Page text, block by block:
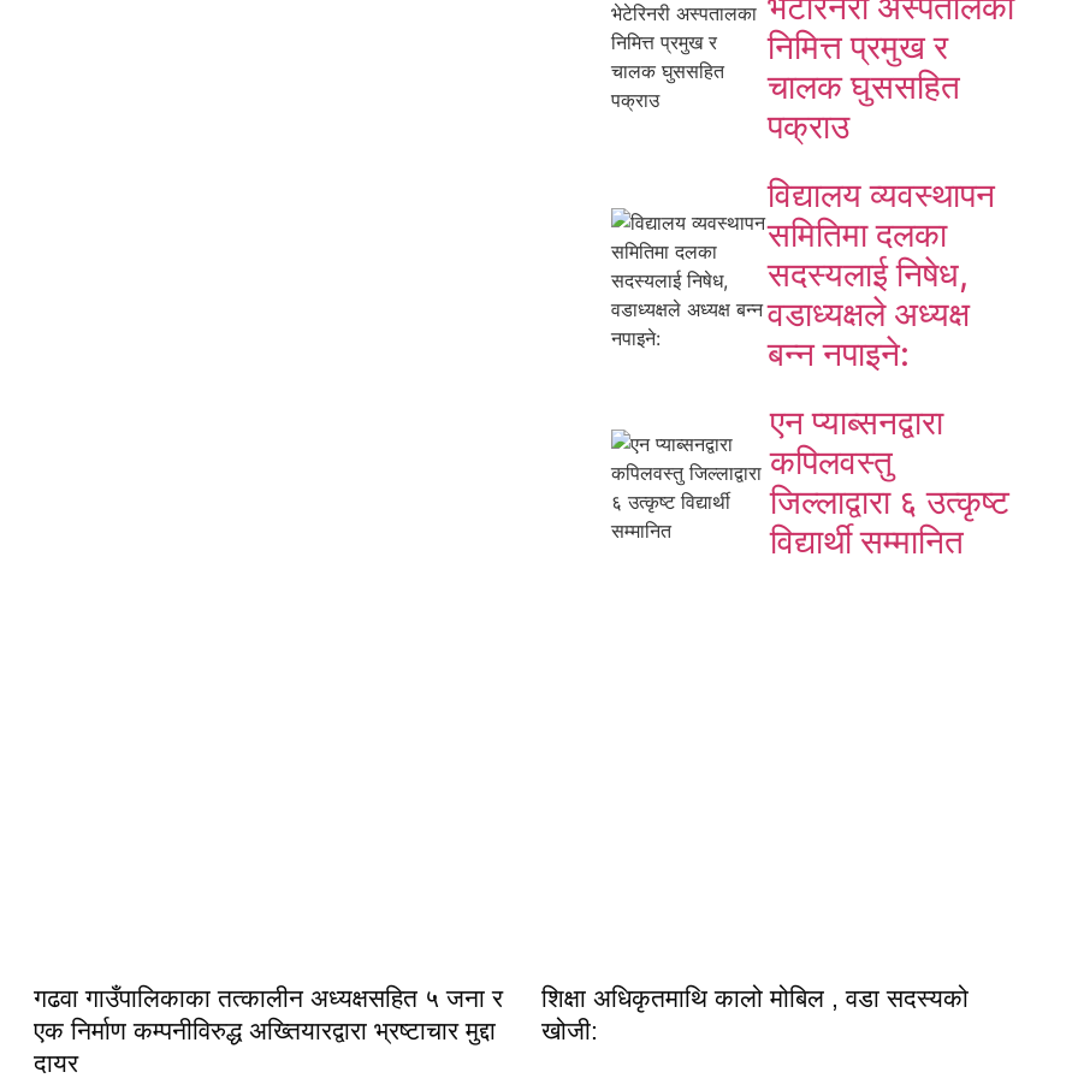
निमित्त प्रमुख र
चालक घुससहित
पक्राउ
विद्यालय व्यवस्थापन
समितिमा दलका
सदस्यलाई निषेध,
वडाध्यक्षले अध्यक्ष
बन्न नपाइने:
एन प्याब्सनद्वारा
कपिलवस्तु
जिल्लाद्वारा ६ उत्कृष्ट
विद्यार्थी सम्मानित
गढवा गाउँपालिकाका तत्कालीन अध्यक्षसहित ५ जना र
एक निर्माण कम्पनीविरुद्ध अख्तियारद्वारा भ्रष्टाचार मुद्दा
दायर
शिक्षा अधिकृतमाथि कालो मोबिल , वडा सदस्यको
खोजी: